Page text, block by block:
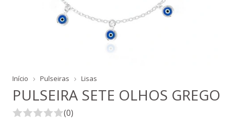
Início Pulseiras Lisas
PULSEIRA SETE OLHOS GREGO
(0)